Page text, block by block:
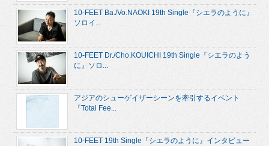
10-FEET Ba./Vo.NAOKI 19th Single『シエラのように』
ソロイ...
10-FEET Dr./Cho.KOUICHI 19th Single『シエラのよう
に』ソロ...
アジアのシューゲイザーシーンを牽引するイベント
『Total Fee...
10-FEET 19th Single『シエラのように』インタビュー